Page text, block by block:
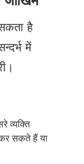
है
में
व्यक्ति
कर सकते हैं या